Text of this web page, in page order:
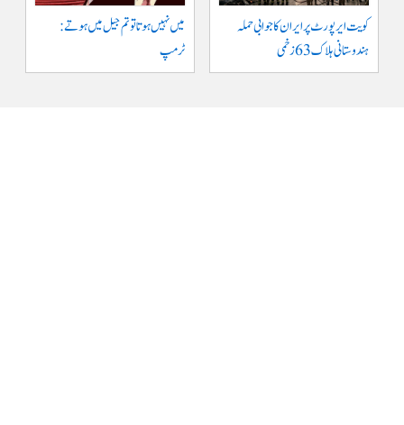
کویت ایر پورٹ پر ایران کا جوابی حملہ
ہندوستانی ہلاک 63 زخمی
میں نہیں ہوتا تو تم جیل میں ہوتے :
ٹرمپ